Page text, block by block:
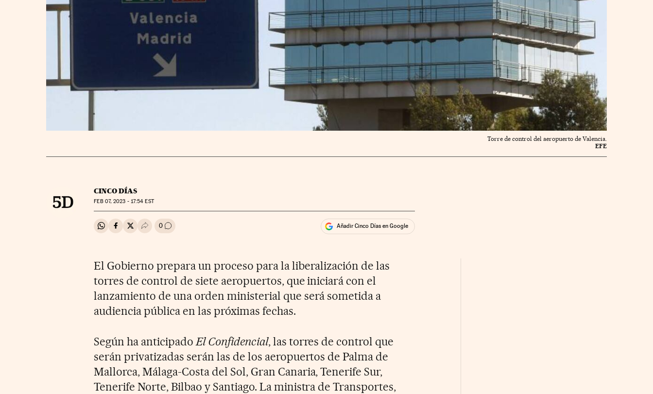
Torre de control del aeropuerto de Valencia.
EFE
CINCO DÍAS
FEB07, 2023 - 17:54 EST
Compartir en Whatsapp
Compartir en Facebook
Compartir en Twitter
Desplegar Redes Sociales
0 Ir a los comentarios Añadir Cinco Días en Google
El Gobierno prepara un proceso para la liberalización de las
torres de control de siete aeropuertos, que iniciará con el
lanzamiento de una orden ministerial que será sometida a
audiencia pública en las próximas fechas.
Según ha anticipadoEl Confidencial, las torres de control que
serán privatizadas serán las de los aeropuertos de Palma de
Mallorca, Málaga-Costa del Sol, Gran Canaria, Tenerife Sur,
Tenerife Norte, Bilbao y Santiago. La ministra de Transportes,